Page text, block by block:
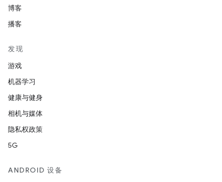
博客
播客
发现
游戏
机器学习
健康与健身
相机与媒体
隐私权政策
5G
ANDROID 设备